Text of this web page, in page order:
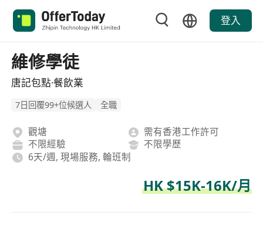
登入
維修學徒
唐記包點·餐飲業
7日回覆99+位候選人 全職
觀塘
需有香港工作許可
不限經驗
不限學歷
6天/週, 現場服務, 輪班制
HK $15K-16K/月